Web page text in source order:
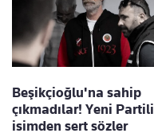
Beşikçioğlu'na sahip
çıkmadılar! Yeni Partili
isimden sert sözler